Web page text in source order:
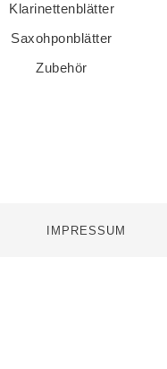
Klarinettenblätter
Saxohponblätter
Zubehör
IMPRESSUM